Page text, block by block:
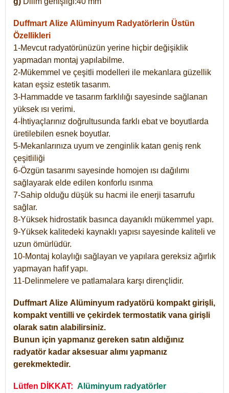
Duffmart Alize Alüminyum Radyatörlerin Üstün
Özellikleri
1-Mevcut radyatörünüzün yerine hiçbir değişiklik
yapmadan montaj yapılabilme.
2-Mükemmel ve çeşitli modelleri ile mekanlara güzellik
katan eşsiz estetik tasarım.
3-Hammadde ve tasarım farklılığı sayesinde sağlanan
yüksek ısı verimi.
4-İhtiyaçlarınız doğrultusunda farklı ebat ve boyutlarda
üretilebilen esnek boyutlar.
5-Mekanlarınıza uyum ve zenginlik katan geniş renk
çeşitliliği
6-Özgün tasarımı sayesinde homojen ısı dağılımı
sağlayarak elde edilen konforlu ısınma
7-Sahip olduğu düşük su hacmi ile enerji tasarrufu
sağlar.
8-Yüksek hidrostatik basınca dayanıklı mükemmel yapı.
9-Yüksek kalitedeki kaynaklı yapısı sayesinde kaliteli ve
uzun ömürlüdür.
10-Montaj kolaylığı sağlayan ve yapılara gereksiz ağırlık
yapmayan hafif yapı.
11-Delinmelere ve patlamalara karşı dirençlidir.
Duffmart Alize Alüminyum radyatörü kompakt girişli,
kompakt ventilli ve çekirdek termostatik vana girişli
olarak satın alabilirsiniz.
Bunun için yapmanız gereken satın aldığınız
radyatör kadar aksesuar alımı yapmanız
gerekmektedir.
Lütfen DİKKAT: Alüminyum radyatörler